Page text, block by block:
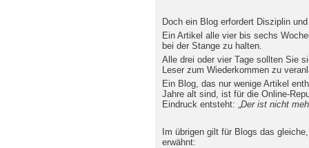
Doch ein Blog erfordert Disziplin
Ein Artikel alle vier bis sechs
bei der Stange zu halten.
Alle drei oder vier Tage sollten Sie
Leser zum Wiederkommen zu
Ein Blog, das nur wenige Artikel
Jahre alt sind, ist für die Online-
Eindruck entsteht: „ Der ist nicht
Im übrigen gilt für Blogs das
erwähnt: